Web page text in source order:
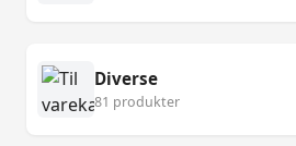
Diverse
81 produkter